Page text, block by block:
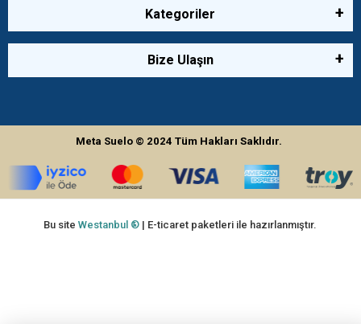
Kategoriler
Bize Ulaşın
Meta Suelo © 2024Tüm Hakları Saklıdır.
Bu siteWestanbul ® | E-ticaret paketleri ile hazırlanmıştır.